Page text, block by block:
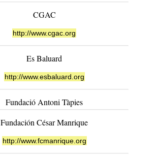
CGAC
http://www.cgac.org
Es Baluard
http://www.esbaluard.org
Fundació Antoni Tàpies
Fundación César Manrique
http://www.fcmanrique.org